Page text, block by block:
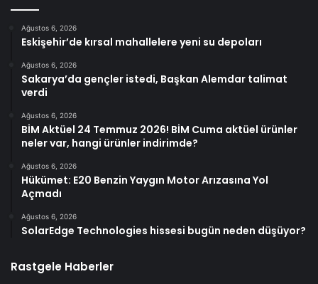
Ağustos 6, 2026
Eskişehir’de kırsal mahallelere yeni su depoları
Ağustos 6, 2026
Sakarya’da gençler istedi, Başkan Alemdar talimat
verdi
Ağustos 6, 2026
BİM Aktüel 24 Temmuz 2026! BİM Cuma aktüel ürünler
neler var, hangi ürünler indirimde?
Ağustos 6, 2026
Hükümet: E20 Benzin Yaygın Motor Arızasına Yol
Açmadı
Ağustos 6, 2026
SolarEdge Technologies hissesi bugün neden düşüyor?
Rastgele Haberler